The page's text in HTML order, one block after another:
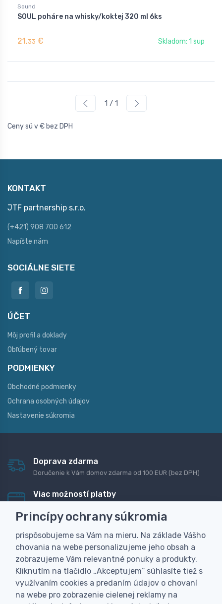
Sound
SOUL poháre na whisky/koktej 320 ml 6ks
21,33 € Skladom: 1 sup
1 / 1
Ceny sú v € bez DPH
KONTAKT
JTF partnership s.r.o.
(+421) 908 700 612
Napíšte nám
SOCIÁLNE SIETE
ÚČET
Môj profil a doklady
Obľúbený tovar
PODMIENKY
Obchodné podmienky
Ochrana osobných údajov
Nastavenie súkromia
Doprava zdarma
Doručenie k Vám domov zdarma od 100 EUR (bez DPH)
Viac možností platby
dobierku
Personalizácia
Vyrobíme Vám vlastný originálny darček
Skúsenosť
Široký sortiment, z ktorého Vám pomôžeme vybrať
Princípy ochrany súkromia
prispôsobujeme sa Vám na mieru. Na základe Vášho
chovania na webe personalizujeme jeho obsah a
zobrazujeme Vám relevantné ponuky a produkty.
Kliknutím na tlačidlo „Akceptujem“ súhlasíte tiež s
využívaním cookies a predaním údajov o chovaní
na webe pro zobrazenie cielenej reklamy na